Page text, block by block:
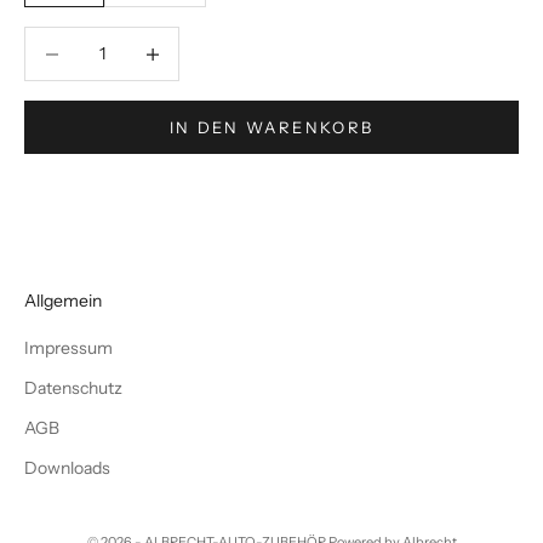
IN DEN WARENKORB
Allgemein
Impressum
Datenschutz
AGB
Downloads